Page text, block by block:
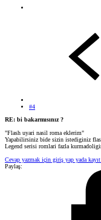
#4
RE: bi bakarmısınız ?
"Flash uyari nasil roma eklerim"
Yapabilirsiniz bide sizin istediginiz
Legend serisi romlari fazla
Cevap yazmak için giriş yap yada kayıt
Paylaş: